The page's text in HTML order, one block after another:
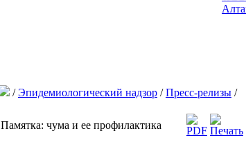
/Эпидемиологический надзор /Пресс-релизы /
Памятка: чума и ее профилактика